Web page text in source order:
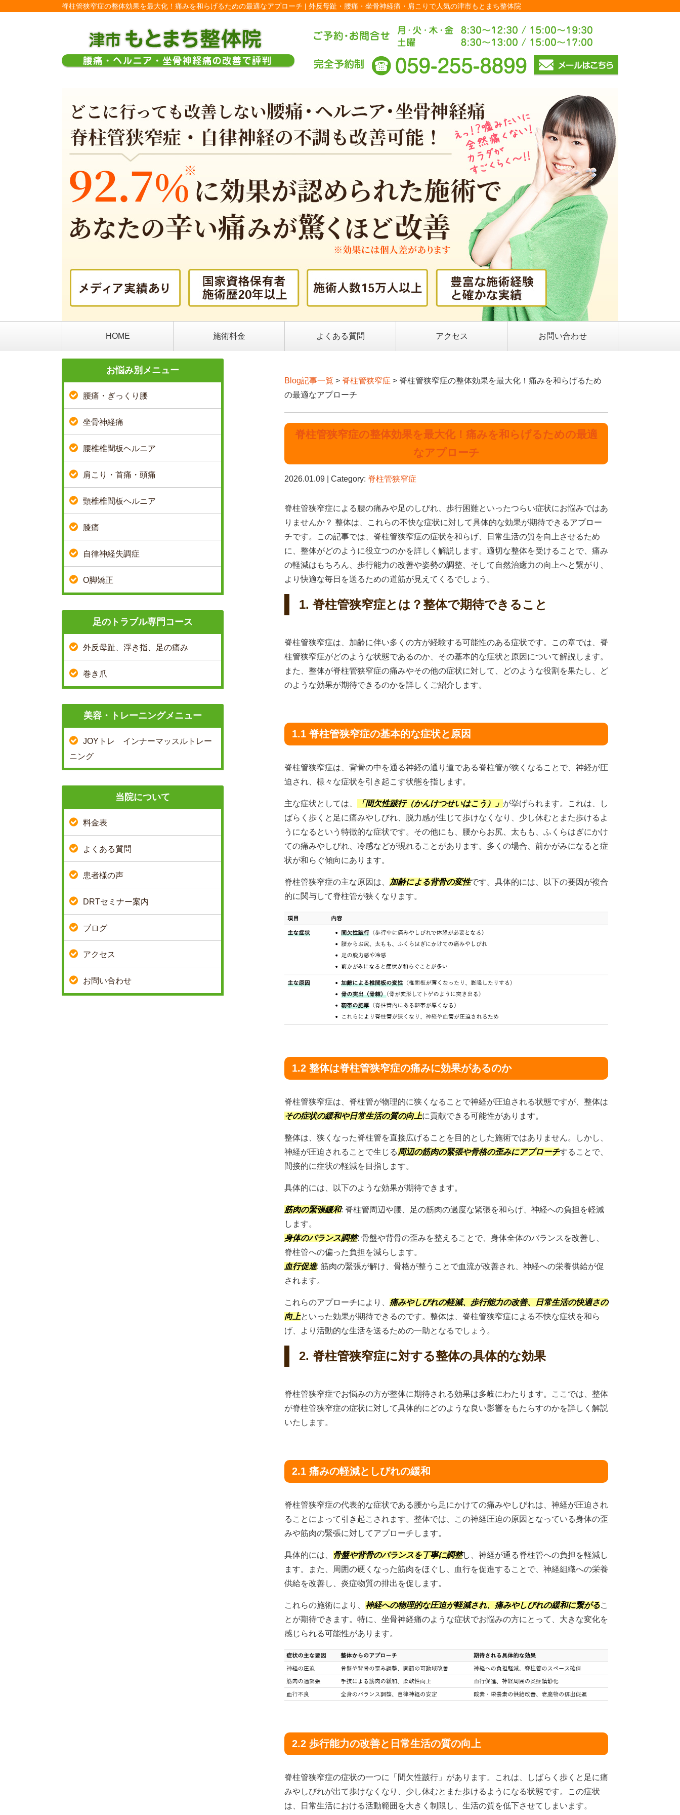
脊柱管狭窄症の整体効果を最大化！痛みを和らげるための最適なアプローチ | 外反母趾・腰痛・坐骨神経痛・肩こりで人気の津市もとまち整体院
HOME 施術料金 よくある質問 アクセス お問い合わせ
Blog記事一覧 > 脊柱管狭窄症 > 脊柱管狭窄症の整体効果を最大化！痛みを和らげるため
の最適なアプローチ
脊柱管狭窄症の整体効果を最大化！痛みを和らげるための最適
なアプローチ
2026.01.09 | Category: 脊柱管狭窄症
脊柱管狭窄症による腰の痛みや足のしびれ、歩行困難といったつらい症状にお悩みではあ
りませんか？ 整体は、これらの不快な症状に対して具体的な効果が期待できるアプロー
チです。この記事では、脊柱管狭窄症の症状を和らげ、日常生活の質を向上させるため
に、整体がどのように役立つのかを詳しく解説します。適切な整体を受けることで、痛み
の軽減はもちろん、歩行能力の改善や姿勢の調整、そして自然治癒力の向上へと繋がり、
より快適な毎日を送るための道筋が見えてくるでしょう。
1. 脊柱管狭窄症とは？整体で期待できること
脊柱管狭窄症は、加齢に伴い多くの方が経験する可能性のある症状です。この章では、脊
柱管狭窄症がどのような状態であるのか、その基本的な症状と原因について解説します。
また、整体が脊柱管狭窄症の痛みやその他の症状に対して、どのような役割を果たし、ど
のような効果が期待できるのかを詳しくご紹介します。
1.1 脊柱管狭窄症の基本的な症状と原因
脊柱管狭窄症は、背骨の中を通る神経の通り道である脊柱管が狭くなることで、神経が圧
迫され、様々な症状を引き起こす状態を指します。
主な症状としては、 「間欠性跛行（かんけつせいはこう）」 が挙げられます。これは、し
ばらく歩くと足に痛みやしびれ、脱力感が生じて歩けなくなり、少し休むとまた歩けるよ
うになるという特徴的な症状です。その他にも、腰からお尻、太もも、ふくらはぎにかけ
ての痛みやしびれ、冷感などが現れることがあります。多くの場合、前かがみになると症
状が和らぐ傾向にあります。
脊柱管狭窄症の主な原因は、 加齢による背骨の変性です。具体的には、以下の要因が複合
的に関与して脊柱管が狭くなります。
1.2 整体は脊柱管狭窄症の痛みに効果があるのか
脊柱管狭窄症は、脊柱管が物理的に狭くなることで神経が圧迫される状態ですが、整体は
その症状の緩和や日常生活の質の向上に貢献できる可能性があります。
整体は、狭くなった脊柱管を直接広げることを目的とした施術ではありません。しかし、
神経が圧迫されることで生じる 周辺の筋肉の緊張や骨格の歪みにアプローチすることで、
間接的に症状の軽減を目指します。
具体的には、以下のような効果が期待できます。
筋肉の緊張緩和: 脊柱管周辺や腰、足の筋肉の過度な緊張を和らげ、神経への負担を軽減
します。
身体のバランス調整: 骨盤や背骨の歪みを整えることで、身体全体のバランスを改善し、
脊柱管への偏った負担を減らします。
血行促進: 筋肉の緊張が解け、骨格が整うことで血流が改善され、神経への栄養供給が促
されます。
これらのアプローチにより、 痛みやしびれの軽減、歩行能力の改善、日常生活の快適さの
向上といった効果が期待できるのです。整体は、脊柱管狭窄症による不快な症状を和ら
げ、より活動的な生活を送るための一助となるでしょう。
2. 脊柱管狭窄症に対する整体の具体的な効果
脊柱管狭窄症でお悩みの方が整体に期待される効果は多岐にわたります。ここでは、整体
が脊柱管狭窄症の症状に対して具体的にどのような良い影響をもたらすのかを詳しく解説
いたします。
2.1 痛みの軽減としびれの緩和
脊柱管狭窄症の代表的な症状である腰から足にかけての痛みやしびれは、神経が圧迫され
ることによって引き起こされます。整体では、この神経圧迫の原因となっている身体の歪
みや筋肉の緊張に対してアプローチします。
具体的には、 骨盤や背骨のバランスを丁寧に調整し、神経が通る脊柱管への負担を軽減し
ます。また、周囲の硬くなった筋肉をほぐし、血行を促進することで、神経組織への栄養
供給を改善し、炎症物質の排出を促します。
これらの施術により、 神経への物理的な圧迫が軽減され、痛みやしびれの緩和に繋がるこ
とが期待できます。特に、坐骨神経痛のような症状でお悩みの方にとって、大きな変化を
感じられる可能性があります。
2.2 歩行能力の改善と日常生活の質の向上
脊柱管狭窄症の症状の一つに「間欠性跛行」があります。これは、しばらく歩くと足に痛
みやしびれが出て歩けなくなり、少し休むとまた歩けるようになる状態です。この症状
は、日常生活における活動範囲を大きく制限し、生活の質を低下させてしまいます。
お悩み別メニュー
腰痛・ぎっくり腰
坐骨神経痛
腰椎椎間板ヘルニア
肩こり・首痛・頭痛
頸椎椎間板ヘルニア
膝痛
自律神経失調症
O脚矯正
足のトラブル専門コース
外反母趾、浮き指、足の痛み
巻き爪
美容・トレーニングメニュー
JOYトレ インナーマッスルトレー
ニング
当院について
料金表
よくある質問
患者様の声
DRTセミナー案内
ブログ
アクセス
お問い合わせ